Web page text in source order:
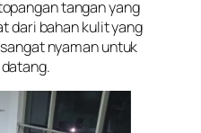
tangan yang
dari bahan kulit yang
nyaman untuk